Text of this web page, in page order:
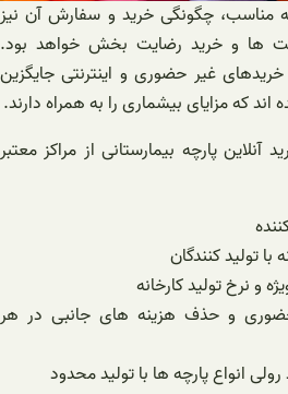
مناسب، چگونگی خرید و سفارش آن نیز
ها و خرید رضایت بخش خواهد بود.
غیر حضوری و اینترنتی جایگزین
که مزایای بیشماری را به همراه دارند.
آنلاین پارچه بیمارستانی از مراکز معتبر
با تولید کنندگان
و نرخ تولید کارخانه
و حذف هزینه های جانبی در هر
انواع پارچه ها با تولید محدود